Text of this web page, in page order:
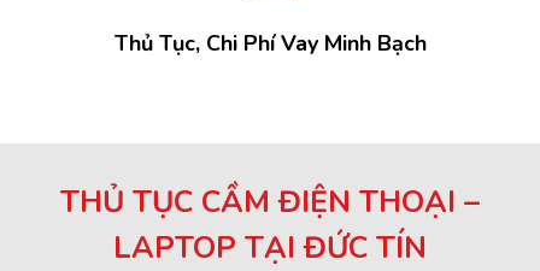
Thủ Tục, Chi Phí Vay Minh Bạch
THỦ TỤC CẦM ĐIỆN THOẠI –
LAPTOP TẠI ĐỨC TÍN